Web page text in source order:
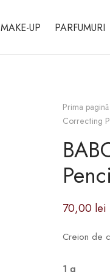
MAKE-UP PARFUMURI
Prima pagină
Correcting
70,00 lei
Creion de
1 g